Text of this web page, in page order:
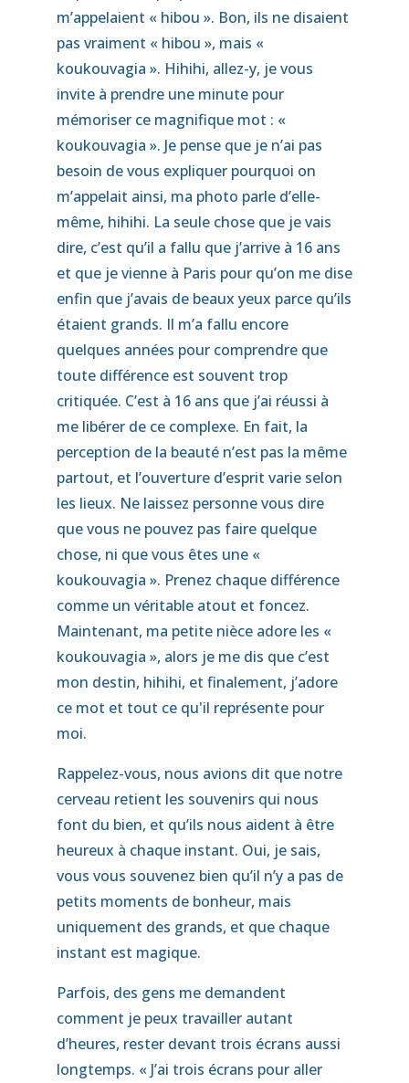
m’appelaient « hibou ». Bon, ils ne disaient
pas vraiment « hibou », mais «
koukouvagia ». Hihihi, allez-y, je vous
invite à prendre une minute pour
mémoriser ce magnifique mot : «
koukouvagia ». Je pense que je n’ai pas
besoin de vous expliquer pourquoi on
m’appelait ainsi, ma photo parle d’elle-
même, hihihi. La seule chose que je vais
dire, c’est qu’il a fallu que j’arrive à 16 ans
et que je vienne à Paris pour qu’on me dise
enfin que j’avais de beaux yeux parce qu’ils
étaient grands. Il m’a fallu encore
quelques années pour comprendre que
toute différence est souvent trop
critiquée. C’est à 16 ans que j’ai réussi à
me libérer de ce complexe. En fait, la
perception de la beauté n’est pas la même
partout, et l’ouverture d’esprit varie selon
les lieux. Ne laissez personne vous dire
que vous ne pouvez pas faire quelque
chose, ni que vous êtes une «
koukouvagia ». Prenez chaque différence
comme un véritable atout et foncez.
Maintenant, ma petite nièce adore les «
koukouvagia », alors je me dis que c’est
mon destin, hihihi, et finalement, j’adore
ce mot et tout ce qu'il représente pour
moi.
Rappelez-vous, nous avions dit que notre
cerveau retient les souvenirs qui nous
font du bien, et qu’ils nous aident à être
heureux à chaque instant. Oui, je sais,
vous vous souvenez bien qu’il n’y a pas de
petits moments de bonheur, mais
uniquement des grands, et que chaque
instant est magique.
Parfois, des gens me demandent
comment je peux travailler autant
d’heures, rester devant trois écrans aussi
longtemps. « J’ai trois écrans pour aller